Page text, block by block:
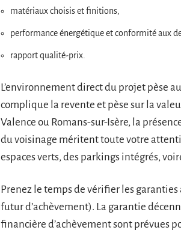
matériaux choisis et finitions,
performance énergétique et conformité aux
rapport qualité-prix.
L’environnement direct du projet pèse
complique la revente et pèse sur la
Valence ou Romans-sur-Isère, la
du voisinage méritent toute votre
espaces verts, des parkings intégrés,
Prenez le temps de vérifier les garanties
futur d’achèvement). La garantie
financière d’achèvement sont prévues